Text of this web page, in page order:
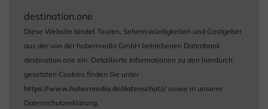
destination.one
Diese Website bindet Touren, Sehenswürdigkeiten und Gastgeber
aus der von der hubermedia GmbH betriebenen Datenbank
destination.one ein. Detaillierte Informationen zu den hierdurch
gesetzten Cookies finden Sie unter
https://www.hubermedia.de/datenschutz/ sowie in unserer
Datenschutzerklärung.